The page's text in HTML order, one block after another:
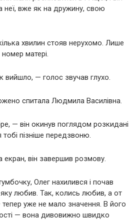
неї, вже як на дружину, свою
хвилин стояв нерухомо. Лише
матері.
— голос звучав глухо.
спитала Людмила Василівна.
— він окинув поглядом розкидані
пізніше передзвоню.
він завершив розмову.
Олег нахилився і почав
яку любив. Так, колись любив, а от
уже не мало значення. В його
— вона дивовижно швидко